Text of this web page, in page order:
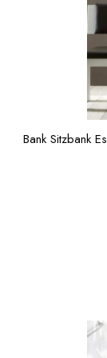
Bank Sitzbank